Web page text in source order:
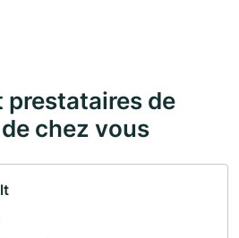
prestataires de
chez vous